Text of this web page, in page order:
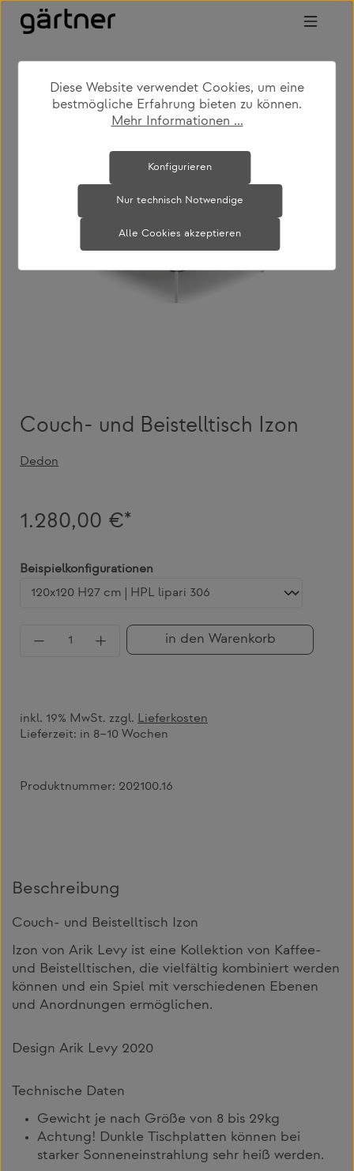
Zum Hauptinhalt springen
shop produkte
outdoor
gartencouch- & beistelltische
Bildergalerie überspringen
Couch- und Beistelltisch Izon
Dedon
1.280,00 €*
Beispielkonfigurationen
Produkt Anzahl: Gib den gewünschten
in den Warenkorb
inkl. 19% MwSt. zzgl. Lieferkosten
Lieferzeit: in 8–10 Wochen
Produktnummer: 202100.16
Beschreibung
Couch- und Beistelltisch Izon
Izon von Arik Levy ist eine Kollektion von Kaffee-
und Beistelltischen, die vielfältig kombiniert werden
können und ein Spiel mit verschiedenen Ebenen
und Anordnungen ermöglichen.
Design Arik Levy 2020
Technische Daten
Gewicht je nach Größe von 8 bis 29kg
Achtung! Dunkle Tischplatten können bei
starker Sonneneinstrahlung sehr heiß werden.
Diese Website verwendet Cookies, um eine
bestmögliche Erfahrung bieten zu können.
Mehr Informationen ...
Nur technisch Notwendige
Konfigurieren
Alle Cookies akzeptieren